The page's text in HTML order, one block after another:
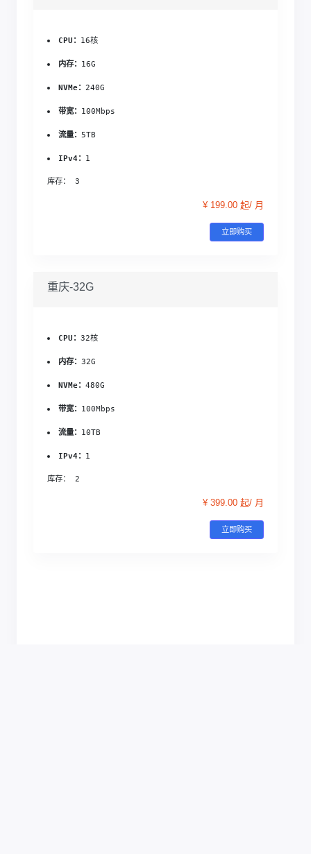
CPU： 16核
内存： 16G
NVMe：240G
带宽： 100Mbps
流量： 5TB
IPv4： 1
库存： 3
¥ 199.00 起/ 月
立即购买
重庆-32G
CPU：32核
内存：32G
NVMe：480G
带宽： 100Mbps
流量： 10TB
IPv4： 1
库存： 2
¥ 399.00 起/ 月
立即购买